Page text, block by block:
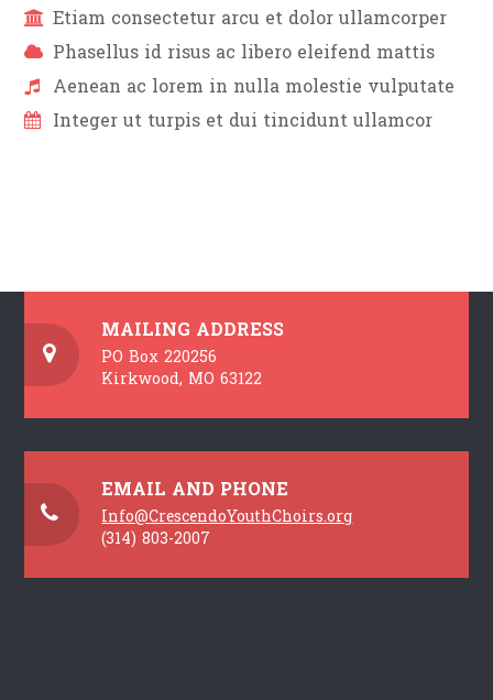
Etiam consectetur arcu et dolor ullamcorper
Phasellus id risus ac libero eleifend mattis
Aenean ac lorem in nulla molestie vulputate
Integer ut turpis et dui tincidunt ullamcor
MAILING ADDRESS
PO Box 220256
Kirkwood, MO 63122
EMAIL AND PHONE
Info@CrescendoYouthChoirs.org
(314) 803-2007